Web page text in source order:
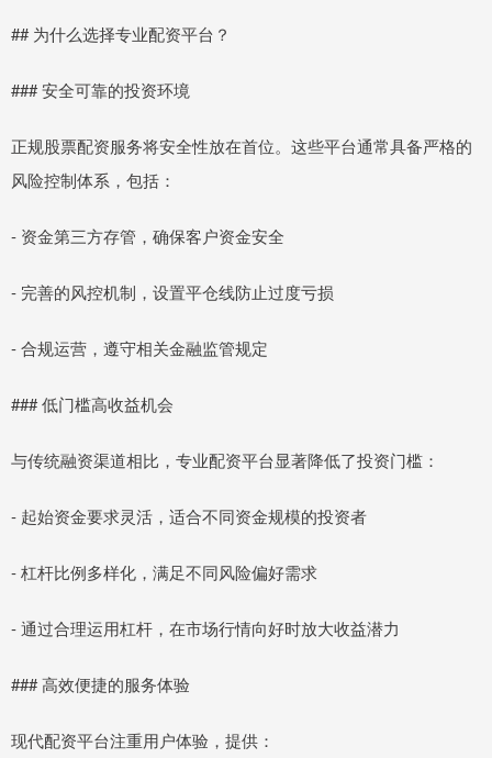
## 为什么选择专业配资平台？
### 安全可靠的投资环境
正规股票配资服务将安全性放在首位。这些平台通常具备严格的
风险控制体系，包括：
- 资金第三方存管，确保客户资金安全
- 完善的风控机制，设置平仓线防止过度亏损
- 合规运营，遵守相关金融监管规定
### 低门槛高收益机会
与传统融资渠道相比，专业配资平台显著降低了投资门槛：
- 起始资金要求灵活，适合不同资金规模的投资者
- 杠杆比例多样化，满足不同风险偏好需求
- 通过合理运用杠杆，在市场行情向好时放大收益潜力
### 高效便捷的服务体验
现代配资平台注重用户体验，提供：